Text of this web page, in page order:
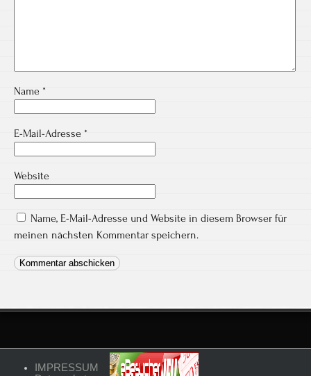
Name *
E-Mail-Adresse *
Website
Name, E-Mail-Adresse und Website in diesem Browser für
meinen nächsten Kommentar speichern.
IMPRESSUM